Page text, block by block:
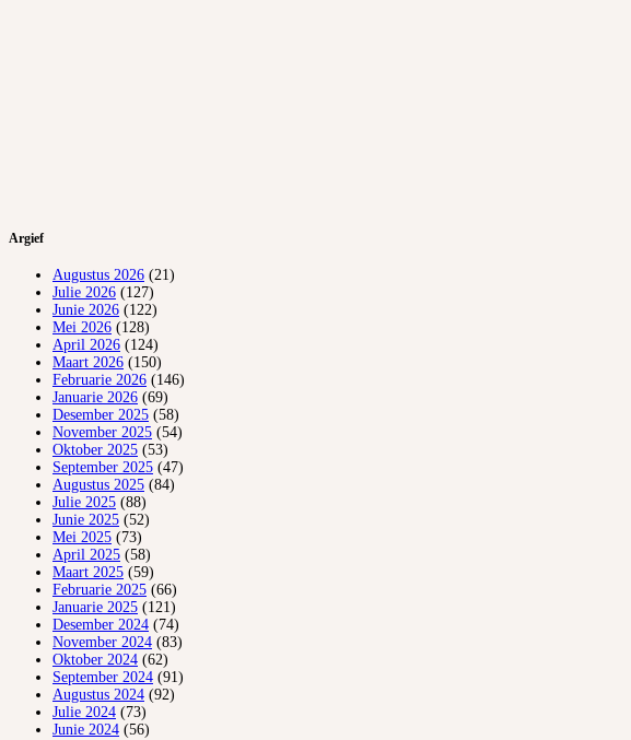
Argief
Augustus 2026 (21)
Julie 2026 (127)
Junie 2026 (122)
Mei 2026 (128)
April 2026 (124)
Maart 2026 (150)
Februarie 2026 (146)
Januarie 2026 (69)
Desember 2025 (58)
November 2025 (54)
Oktober 2025 (53)
September 2025 (47)
Augustus 2025 (84)
Julie 2025 (88)
Junie 2025 (52)
Mei 2025 (73)
April 2025 (58)
Maart 2025 (59)
Februarie 2025 (66)
Januarie 2025 (121)
Desember 2024 (74)
November 2024 (83)
Oktober 2024 (62)
September 2024 (91)
Augustus 2024 (92)
Julie 2024 (73)
Junie 2024 (56)